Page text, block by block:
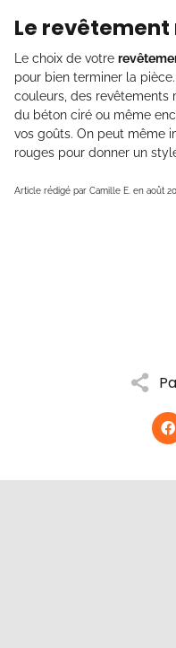
Le
Le choix de votre
pour bien terminer la
couleurs, des revêtements
du béton ciré ou même
vos goûts. On peut même
rouges pour donner un
Article rédigé par Camille E. en août